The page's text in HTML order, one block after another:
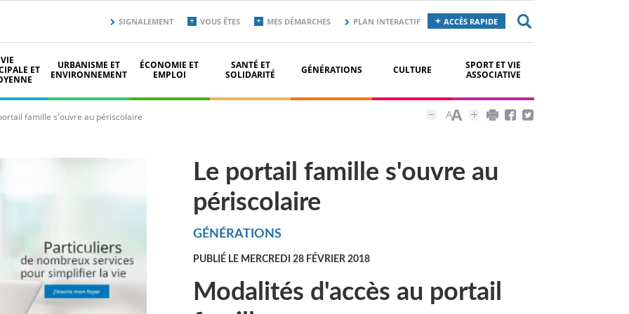
secondaire
top
SIGNALEMENT VOUS ÊTES MES DÉMARCHES PLAN INTERACTIF ACCÈS RAPIDE
VIE
ET
URBANISME ET
ENVIRONNEMENT
ÉCONOMIE ET
EMPLOI
SANTÉ ET
SOLIDARITÉ
GÉNÉRATIONS CULTURE
SPORT ET VIE
ASSOCIATIVE
famille s'ouvre au périscolaire
Le portail famille s'ouvre au
périscolaire
GÉNÉRATIONS
PUBLIÉ LE MERCREDI 28 FÉVRIER 2018
Modalités d'accès au portail